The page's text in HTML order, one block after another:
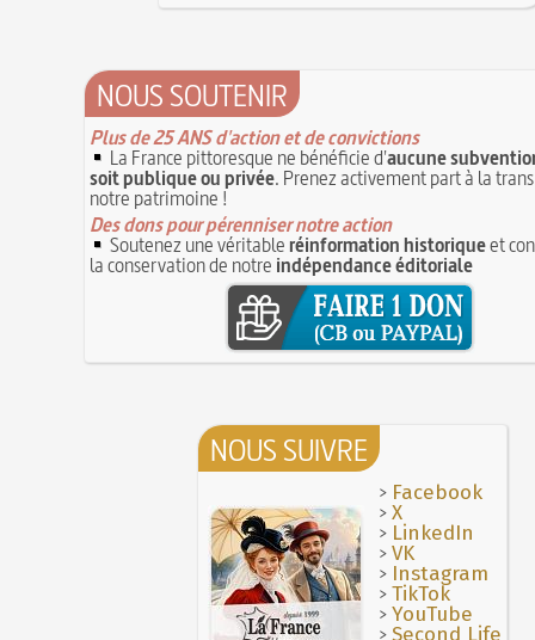
NOUS SOUTENIR
Plus de 25 ANS d'action et de convictions
La France pittoresque ne bénéficie d'aucune
soit publique ou privée. Prenez activement part à la
notre patrimoine !
Des dons pour pérenniser notre action
Soutenez une véritableréinformation historiqueet
la conservation de notre indépendance éditoriale
NOUS SUIVRE
> Facebook
>X
> LinkedIn
>VK
> Instagram
>TikTok
>YouTube
>Second Life